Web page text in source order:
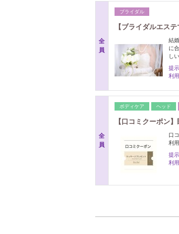
全
員
ブライダル
【ブライダルエス
結
に
し
提
利
全
員
ボディケア ヘッド
【口コミクーポン
口
利
提
利